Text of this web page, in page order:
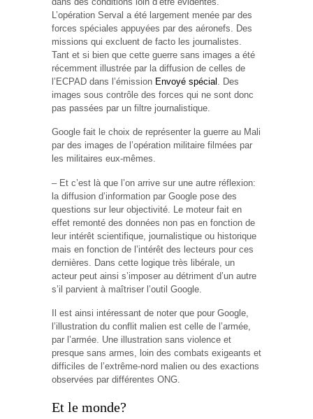
L’opération Serval a été largement menée par des
forces spéciales appuyées par des aéronefs. Des
missions qui excluent de facto les journalistes.
Tant et si bien que cette guerre sans images a été
récemment illustrée par la diffusion de celles de
l’ECPAD dans l’émission Envoyé spécial . Des
images sous contrôle des forces qui ne sont donc
pas passées par un filtre journalistique.
Google fait le choix de représenter la guerre au Mali
par des images de l’opération militaire filmées par
les militaires eux-mêmes.
– Et c’est là que l’on arrive sur une autre réflexion:
la diffusion d’information par Google pose des
questions sur leur objectivité. Le moteur fait en
effet remonté des données non pas en fonction de
leur intérêt scientifique, journalistique ou historique
mais en fonction de l’intérêt des lecteurs pour ces
dernières. Dans cette logique très libérale, un
acteur peut ainsi s’imposer au détriment d’un autre
s’il parvient à maîtriser l’outil Google.
Il est ainsi intéressant de noter que pour Google,
l’illustration du conflit malien est celle de l’armée,
par l’armée. Une illustration sans violence et
presque sans armes, loin des combats exigeants et
difficiles de l’extrême-nord malien ou des exactions
observées par différentes ONG.
Et le monde?